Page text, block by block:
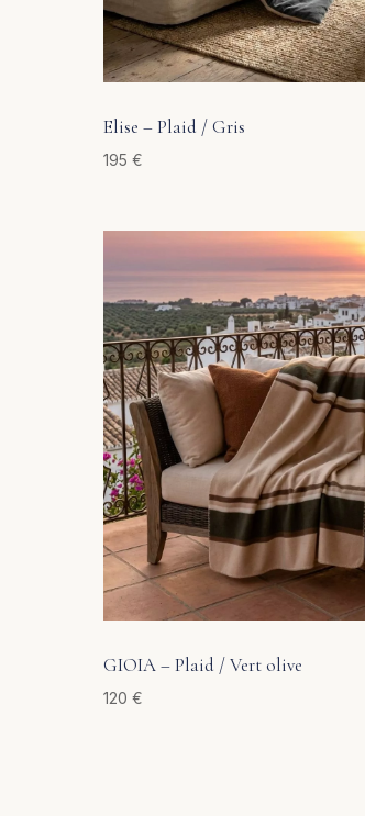
Elise – Plaid / Gris
195€
GIOIA – Plaid / Vert olive
120€